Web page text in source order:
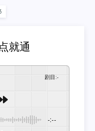
就通
剧目 :-
-:--